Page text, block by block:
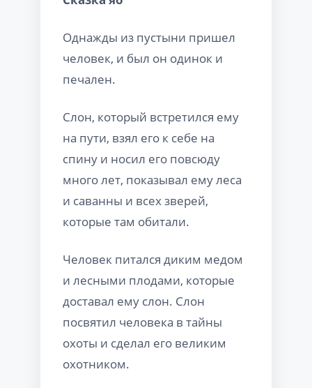
Однажды из пустыни пришел
человек, и был он одинок и
печален.
Слон, который встретился ему
на пути, взял его к себе на
спину и носил его повсюду
много лет, показывал ему леса
и саванны и всех зверей,
которые там обитали.
Человек питался диким медом
и лесными плодами, которые
доставал ему слон. Слон
посвятил человека в тайны
охоты и сделал его великим
охотником.